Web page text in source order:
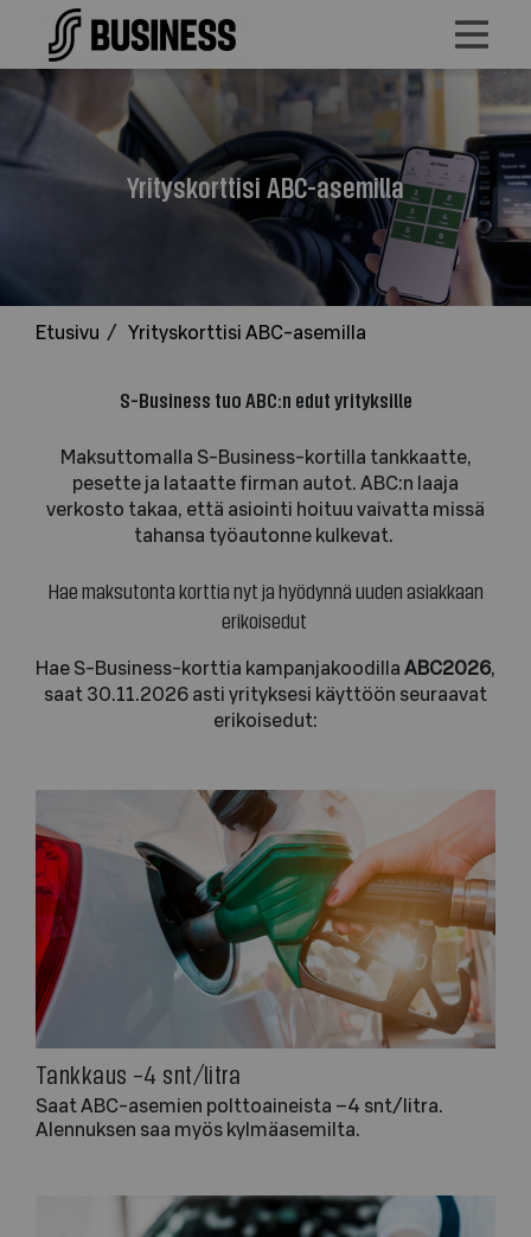
Yrityskorttisi
ABC-
asemilla
Yrityskorttisi ABC-asemilla
Etusivu / Yrityskorttisi ABC-asemilla
S-Business tuo ABC:n edut yrityksille
Maksuttomalla S-Business-kortilla tankkaatte,
pesette ja lataatte firman autot. ABC:n laaja
verkosto takaa, että asiointi hoituu vaivatta missä
tahansa työautonne kulkevat.
Hae maksutonta korttia nyt ja hyödynnä uuden asiakkaan
erikoisedut
Hae S-Business-korttia kampanjakoodilla ABC2026,
saat 30.11.2026 asti yrityksesi käyttöön seuraavat
erikoisedut:
Tankkaus –4 snt/litra
Saat ABC-asemien polttoaineista –4 snt/litra.
Alennuksen saa myös kylmäasemilta.